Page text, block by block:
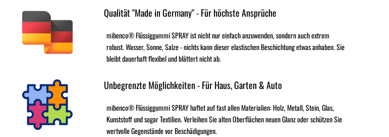
Qualität "Made in Germany" - Für höchste Ansprüche
mibenco® Flüssiggummi SPRAY ist nicht nur einfach anzuwenden, sondern auch extrem
robust. Wasser, Sonne, Salze - nichts kann dieser elastischen Beschichtung etwas anhaben. Sie
bleibt dauerhaft flexibel und blättert nicht ab.
Unbegrenzte Möglichkeiten - Für Haus, Garten & Auto
mibenco® Flüssiggummi SPRAY haftet auf fast allen Materialien: Holz, Metall, Stein, Glas,
Kunststoff und sogar Textilien. Verleihen Sie alten Oberflächen neuen Glanz oder schützen Sie
wertvolle Gegenstände vor Beschädigungen.